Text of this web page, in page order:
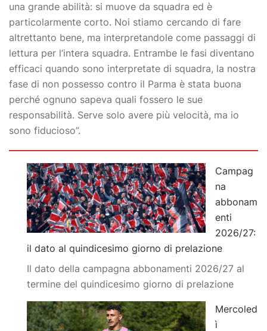
una grande abilità: si muove da squadra ed è
particolarmente corto. Noi stiamo cercando di fare
altrettanto bene, ma interpretandole come passaggi di
lettura per l’intera squadra. Entrambe le fasi diventano
efficaci quando sono interpretate di squadra, la nostra
fase di non possesso contro il Parma è stata buona
perché ognuno sapeva quali fossero le sue
responsabilità. Serve solo avere più velocità, ma io
sono fiducioso”.
Campag
na
abbonam
enti
2026/27:
il dato al quindicesimo giorno di prelazione
Il dato della campagna abbonamenti 2026/27 al
termine del quindicesimo giorno di prelazione
Mercoled
ì